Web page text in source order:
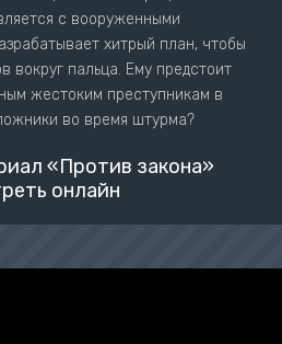
с вооруженными
хитрый план, чтобы
вокруг пальца. Ему предстоит
жестоким преступникам в
во время штурма?
«Против закона»
онлайн